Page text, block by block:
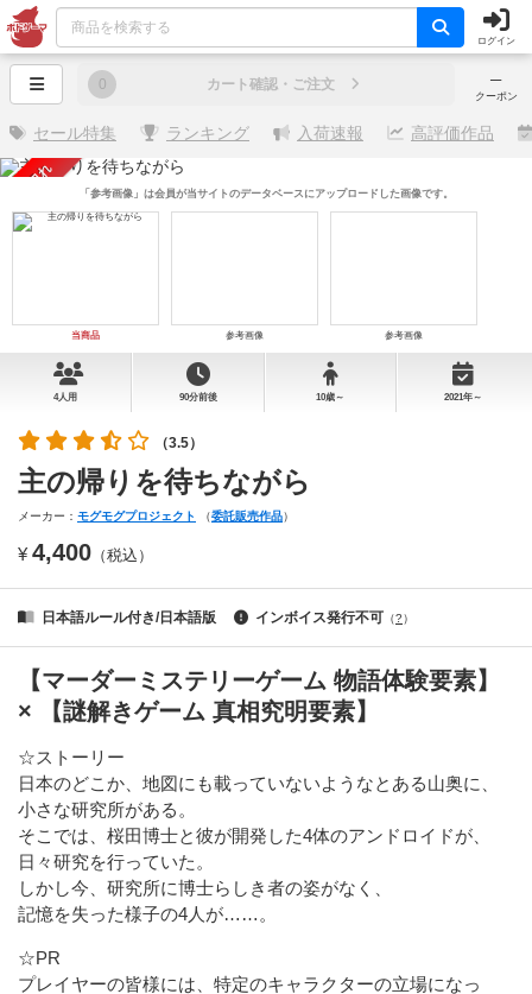
ログイン
─
クーポン
0 カート確認・ご注文
セール特集 ランキング 入荷速報 高評価作品
売り切れ
当商品 参考画像 参考画像
「参考画像」は会員が当サイトのデータベースにアップロードした画像です。
4人用 90分前後 10歳～ 2021年～
（3.5）
主の帰りを待ちながら
メーカー： モグモグプロジェクト （委託販売作品）
¥ 4,400 （税込）
日本語ルール付き/日本語版 インボイス発行不可 （?）
【マーダーミステリーゲーム 物語体験要素】
× 【謎解きゲーム 真相究明要素】
☆ストーリー
日本のどこか、地図にも載っていないようなとある山奥に、
小さな研究所がある。
そこでは、桜田博士と彼が開発した4体のアンドロイドが、
日々研究を行っていた。
しかし今、研究所に博士らしき者の姿がなく、
記憶を失った様子の4人が……。
☆PR
プレイヤーの皆様には、特定のキャラクターの立場になっ